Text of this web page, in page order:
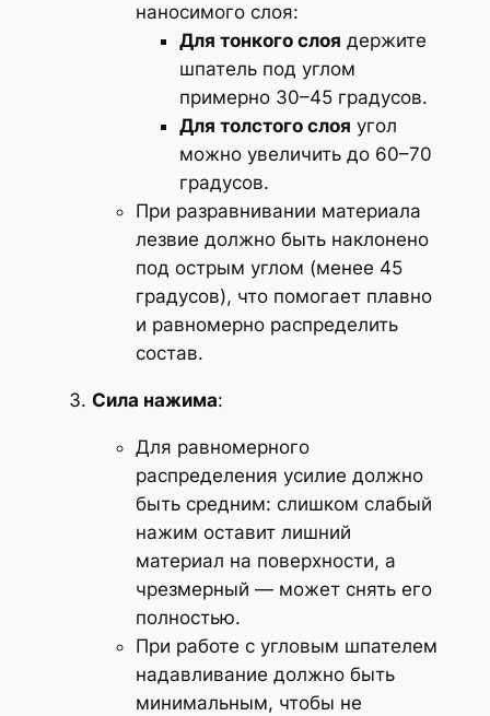
наносимого слоя:
Для тонкого слоя держите
шпатель под углом
примерно 30–45 градусов.
Для толстого слоя угол
можно увеличить до 60–70
градусов.
При разравнивании материала
лезвие должно быть наклонено
под острым углом (менее 45
градусов), что помогает плавно
и равномерно распределить
состав.
Сила нажима:
Для равномерного
распределения усилие должно
быть средним: слишком слабый
нажим оставит лишний
материал на поверхности, а
чрезмерный — может снять его
полностью.
При работе с угловым шпателем
надавливание должно быть
минимальным, чтобы не